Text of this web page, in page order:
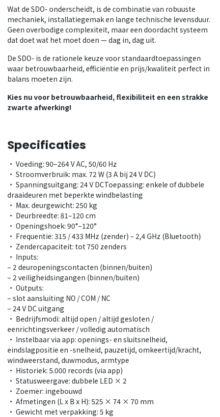
Wat de SDO- onderscheidt, is de combinatie van robuuste
mechaniek, installatiegemak en lange technische levensduur.
Geen overbodige complexiteit, maar een doordacht systeem
dat doet wat het moet doen — dag in, dag uit.
De SDO- is de rationele keuze voor standaardtoepassingen
waar betrouwbaarheid, efficiëntie en prijs/kwaliteit perfect in
balans moeten zijn.
Kies nu voor betrouwbaarheid, flexibiliteit en een strakke
zwarte afwerking!
Specificaties
• Voeding: 90–264 V AC, 50/60 Hz
• Stroomverbruik: max. 72 W (3 A bij 24 V DC)
• Spanningsuitgang: 24 V DCToepassing: enkele of dubbele
draaideuren met beperkte windbelasting
• Max. deurgewicht: 250 kg
• Deurbreedte: 81–120 cm
• Openingshoek: 90°–120°
• Frequentie: 315 / 433 MHz (zender) – 2,4 GHz (Bluetooth)
• Zendercapaciteit: tot 750 zenders
• Inputs:
– 2 deuropeningscontacten (binnen/buiten)
– 2 veiligheidsingangen (binnen/buiten)
• Outputs:
– slot aansluiting NO / COM / NC
– 24 V DC uitgang
• Bedrijfsmodi: altijd open / altijd gesloten /
eenrichtingsverkeer / volledig automatisch
• Instelbaar via app: openings- en sluitsnelheid,
eindslagpositie en -snelheid, pauzetijd, omkeertijd/kracht,
windweerstand, duwmodus, armtype
• Historiek: 5.000 records (via app)
• Statusweergave: dubbele LED × 2
• Zoemer: ingebouwd
• Afmetingen (L x B x H): 525 × 74 × 70 mm
• Gewicht met verpakking: 5 kg